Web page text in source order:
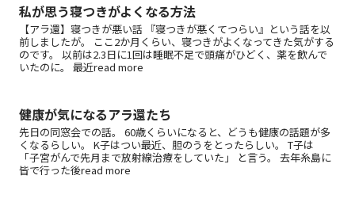
私が思う寝つきがよくなる方法
【アラ還】寝つきが悪い話 『寝つきが悪くてつらい』という話を以
前しましたが。 ここ2か月くらい、寝つきがよくなってきた気がする
のです。 以前は2.3日に1回は睡眠不足で頭痛がひどく、薬を飲んで
いたのに。 最近read more
健康が気になるアラ還たち
先日の同窓会での話。 60歳くらいになると、どうも健康の話題が多
くなるらしい。 K子はつい最近、胆のうをとったらしい。 T子は
「子宮がんで先月まで放射線治療をしていた」 と言う。 去年糸島に
皆で行った後read more